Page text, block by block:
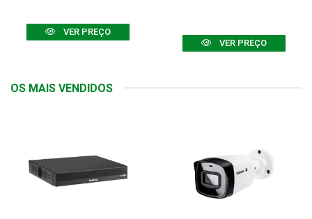
VER PREÇO
VER PREÇO
OS MAIS VENDIDOS